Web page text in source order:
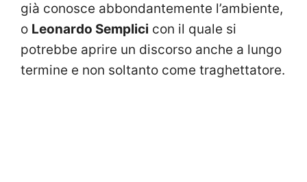
già conosce abbondantemente l’ambiente,
o Leonardo Semplici con il quale si
potrebbe aprire un discorso anche a lungo
termine e non soltanto come traghettatore.